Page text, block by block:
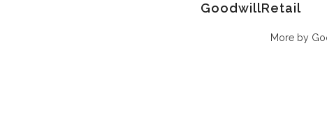
GoodwillRetail
More by